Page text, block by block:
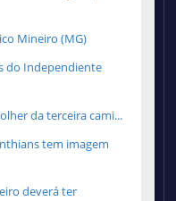
Mineiro (MG)
do Independiente
da terceira cami...
tem imagem
deverá ter